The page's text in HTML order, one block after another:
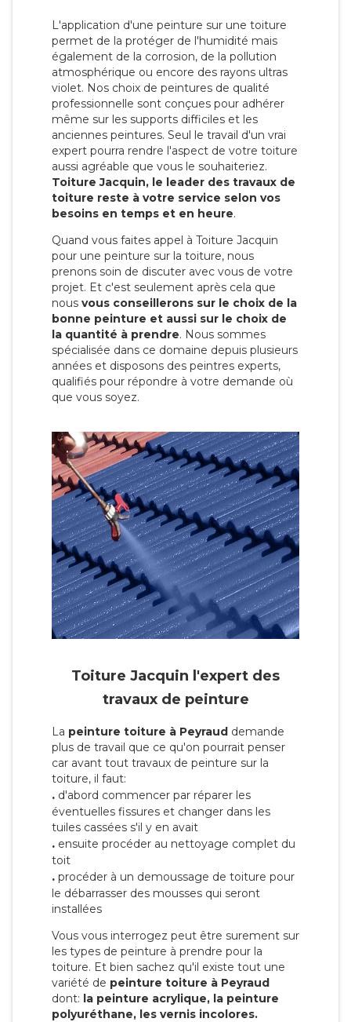
L'application d'une peinture sur une toiture
permet de la protéger de l'humidité mais
également de la corrosion, de la pollution
atmosphérique ou encore des rayons ultras
violet. Nos choix de peintures de qualité
professionnelle sont conçues pour adhérer
même sur les supports difficiles et les
anciennes peintures. Seul le travail d'un vrai
expert pourra rendre l'aspect de votre toiture
aussi agréable que vous le souhaiteriez.
Toiture Jacquin, le leader des travaux de
toiture reste à votre service selon vos
besoins en temps et en heure.
Quand vous faites appel à Toiture Jacquin
pour une peinture sur la toiture, nous
prenons soin de discuter avec vous de votre
projet. Et c'est seulement après cela que
nous vous conseillerons sur le choix de la
bonne peinture et aussi sur le choix de
la quantité à prendre. Nous sommes
spécialisée dans ce domaine depuis plusieurs
années et disposons des peintres experts,
qualifiés pour répondre à votre demande où
que vous soyez.
Toiture Jacquin l'expert des
travaux de peinture
La peinture toiture à Peyraud demande
plus de travail que ce qu'on pourrait penser
car avant tout travaux de peinture sur la
toiture, il faut:
. d'abord commencer par réparer les
éventuelles fissures et changer dans les
tuiles cassées s'il y en avait
. ensuite procéder au nettoyage complet du
toit
. procéder à un demoussage de toiture pour
le débarrasser des mousses qui seront
installées
Vous vous interrogez peut être surement sur
les types de peinture à prendre pour la
toiture. Et bien sachez qu'il existe tout une
variété de peinture toiture à Peyraud
dont: la peinture acrylique, la peinture
polyuréthane, les vernis incolores.